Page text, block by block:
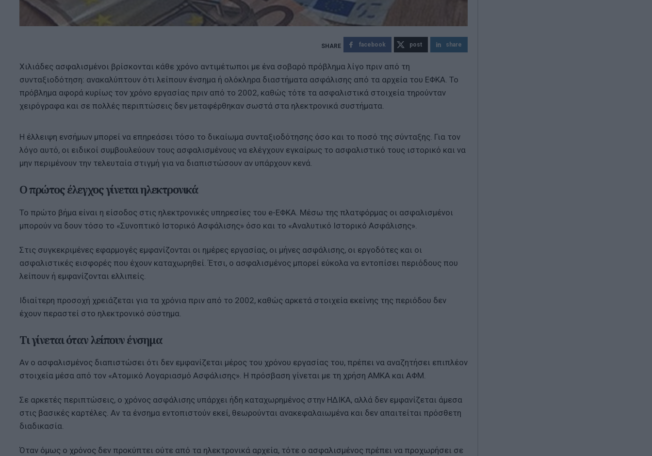
facebook post share
Χιλιάδες ασφαλισμένοι βρίσκονται κάθε χρόνο αντιμέτωποι με ένα σοβαρό πρόβλημα λίγο πριν από τη
συνταξιοδότηση: ανακαλύπτουν ότι λείπουν ένσημα ή ολόκληρα διαστήματα ασφάλισης από τα αρχεία του ΕΦΚΑ. Το
πρόβλημα αφορά κυρίως τον χρόνο εργασίας πριν από το 2002, καθώς τότε τα ασφαλιστικά στοιχεία τηρούνταν
χειρόγραφα και σε πολλές περιπτώσεις δεν μεταφέρθηκαν σωστά στα ηλεκτρονικά συστήματα.
Η έλλειψη ενσήμων μπορεί να επηρεάσει τόσο το δικαίωμα συνταξιοδότησης όσο και το ποσό της σύνταξης. Για τον
λόγο αυτό, οι ειδικοί συμβουλεύουν τους ασφαλισμένους να ελέγχουν εγκαίρως το ασφαλιστικό τους ιστορικό και να
μην περιμένουν την τελευταία στιγμή για να διαπιστώσουν αν υπάρχουν κενά.
Ο πρώτος έλεγχος γίνεται ηλεκτρονικά
Το πρώτο βήμα είναι η είσοδος στις ηλεκτρονικές υπηρεσίες του e-ΕΦΚΑ. Μέσω της πλατφόρμας οι ασφαλισμένοι
μπορούν να δουν τόσο το «Συνοπτικό Ιστορικό Ασφάλισης» όσο και το «Αναλυτικό Ιστορικό Ασφάλισης».
Στις συγκεκριμένες εφαρμογές εμφανίζονται οι ημέρες εργασίας, οι μήνες ασφάλισης, οι εργοδότες και οι
ασφαλιστικές εισφορές που έχουν καταχωρηθεί. Έτσι, ο ασφαλισμένος μπορεί εύκολα να εντοπίσει περιόδους που
λείπουν ή εμφανίζονται ελλιπείς.
Ιδιαίτερη προσοχή χρειάζεται για τα χρόνια πριν από το 2002, καθώς αρκετά στοιχεία εκείνης της περιόδου δεν
έχουν περαστεί στο ηλεκτρονικό σύστημα.
Τι γίνεται όταν λείπουν ένσημα
Αν ο ασφαλισμένος διαπιστώσει ότι δεν εμφανίζεται μέρος του χρόνου εργασίας του, πρέπει να αναζητήσει επιπλέον
στοιχεία μέσα από τον «Ατομικό Λογαριασμό Ασφάλισης». Η πρόσβαση γίνεται με τη χρήση ΑΜΚΑ και ΑΦΜ.
Σε αρκετές περιπτώσεις, ο χρόνος ασφάλισης υπάρχει ήδη καταχωρημένος στην ΗΔΙΚΑ, αλλά δεν εμφανίζεται άμεσα
στις βασικές καρτέλες. Αν τα ένσημα εντοπιστούν εκεί, θεωρούνται ανακεφαλαιωμένα και δεν απαιτείται πρόσθετη
διαδικασία.
Όταν όμως ο χρόνος δεν προκύπτει ούτε από τα ηλεκτρονικά αρχεία, τότε ο ασφαλισμένος πρέπει να προχωρήσει σε